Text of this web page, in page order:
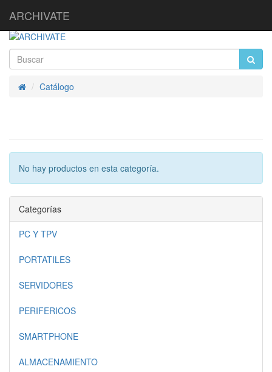
ARCHIVATE
InicioCatálogo
No hay productos en esta categoría.
Categorías
PC Y TPV
PORTATILES
SERVIDORES
PERIFERICOS
SMARTPHONE
ALMACENAMIENTO